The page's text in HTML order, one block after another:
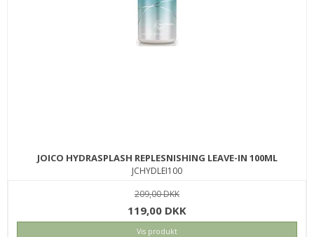
JOICO HYDRASPLASH REPLESNISHING LEAVE-IN 100ML
JCHYDLEI100
209,00 DKK
119,00 DKK
Vis produkt